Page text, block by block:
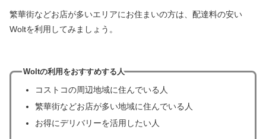
繁華街などお店が多いエリアにお住まいの方は、配達料の安い
Woltを利用してみましょう。
Woltの利用をおすすめする人
コストコの周辺地域に住んでいる人
繁華街などお店が多い地域に住んでいる人
お得にデリバリーを活用したい人